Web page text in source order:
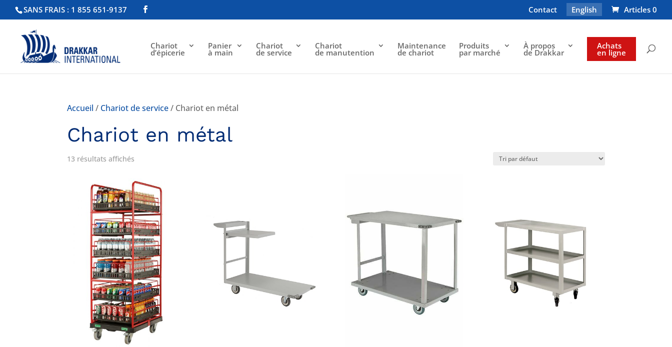
SANS FRAIS : 1 855 651-9137 Contact English Articles 0
Chariot
d’épicerie
Panier
à main
Chariot
de service
Chariot
de manutention
Maintenance
de chariot
Produits
par marché
À propos
de Drakkar
Achats
en ligne
Accueil / Chariot de service/ Chariot en métal
Chariot en métal
13 résultats affichés